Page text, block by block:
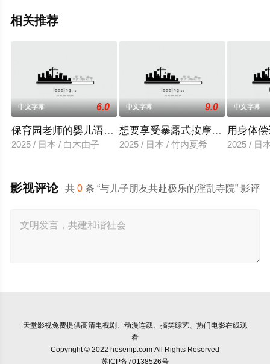
相关推荐
中文字幕 6.0
保育园老师的婴儿语让人超兴奋
2025 / 日本 / 白木由子
中文字幕 9.0
想要享受暴露式按摩的已婚女子
2025 / 日本 / 竹内夏希
中文字幕
用身体
2025 / 日
共0 条 “与儿子朋友共赴极乐的淫乱寺院” 影评
影视评论
天堂影视免费提供高清电视剧、动漫连载、搞笑综艺、热门电影在线观
看
Copyright © 2022 hesenip.com All Rights Reserved
苏ICP备70138526号